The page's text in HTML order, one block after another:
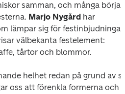
samman, och många börjar
Marjo Nygård har
lämpar sig för festinbjudningar
välbekanta festelement:
tårtor och blommor.
helhet redan på grund av
oss att förenkla formerna och